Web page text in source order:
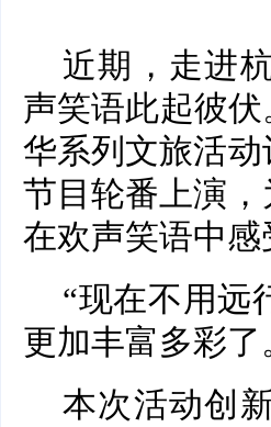
近期，走进
声笑语此起彼
华系列文旅活
节目轮番上演
在欢声笑语中
“现在不用远
更加丰富多彩
本次活动创